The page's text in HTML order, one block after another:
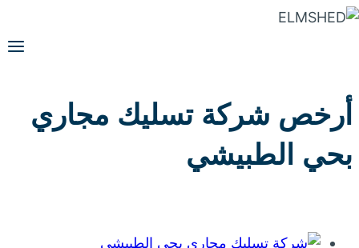
التجاوز
أرخص شركة تسليك مجاري
بحي الطبيشي